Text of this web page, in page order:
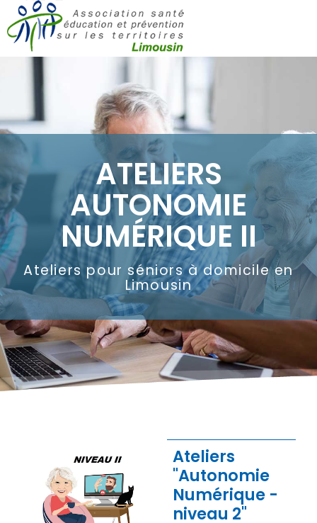
ATELIERS
AUTONOMIE
NUMÉRIQUE II
Ateliers pour séniors à domicile en
Limousin
Ateliers
"Autonomie
Numérique -
niveau 2"